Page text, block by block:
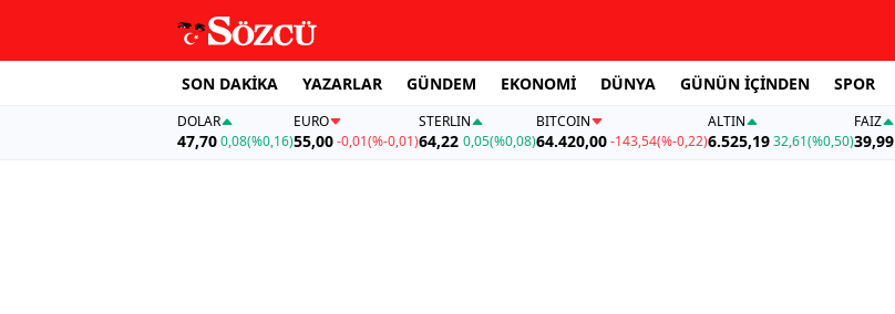
SON DAKİKA YAZARLAR GÜNDEM EKONOMİ DÜNYA GÜNÜN İÇİNDEN SPOR
DOLAR
47,700,08(%0,16)
EURO
55,00 -0,01(%-0,01)
STERLIN
64,22 0,05(%0,08)
BITCOIN
64.420,00-143,54(%-0,22)
ALTIN
6.525,1932,61(%0,50)
FAİZ
39,99